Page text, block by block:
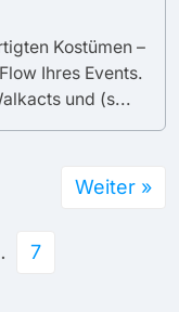
Kostümen –
Ihres Events.
und (s...
7
Weiter »